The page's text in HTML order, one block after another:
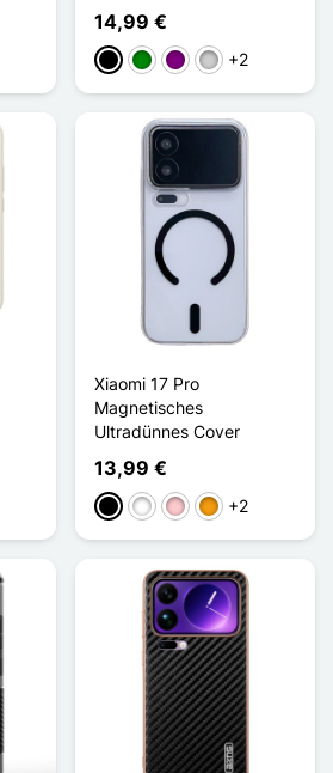
14,99 €
Schwarz
GrünViolettSilber
+2
Xiaomi 17 Pro
Magnetisches
Ultradünnes Cover
13,99 €
Schwarz
WeißPinkOrange
+2